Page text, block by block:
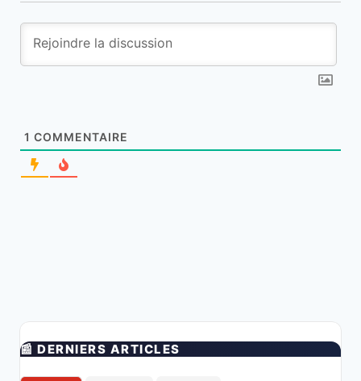
1 COMMENTAIRE
📰 DERNIERS ARTICLES